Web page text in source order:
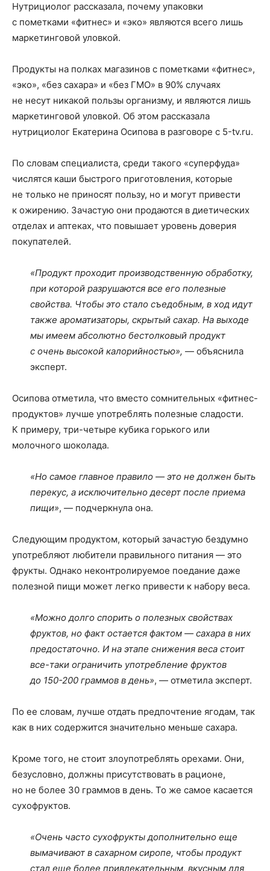
Нутрициолог рассказала, почему упаковки
с пометками «фитнес» и «эко» являются всего лишь
маркетинговой уловкой.
Продукты на полках магазинов с пометками «фитнес»,
«эко», «без сахара» и «без ГМО» в 90% случаях
не несут никакой пользы организму, и являются лишь
маркетинговой уловкой. Об этом рассказала
нутрициолог Екатерина Осипова в разговоре с 5-tv.ru.
По словам специалиста, среди такого «суперфуда»
числятся каши быстрого приготовления, которые
не только не приносят пользу, но и могут привести
к ожирению. Зачастую они продаются в диетических
отделах и аптеках, что повышает уровень доверия
покупателей.
«Продукт проходит производственную обработку,
при которой разрушаются все его полезные
свойства. Чтобы это стало съедобным, в ход идут
также ароматизаторы, скрытый сахар. На выходе
мы имеем абсолютно бестолковый продукт
с очень высокой калорийностью», — объяснила
эксперт.
Осипова отметила, что вместо сомнительных «фитнес-
продуктов» лучше употреблять полезные сладости.
К примеру, три-четыре кубика горького или
молочного шоколада.
«Но самое главное правило — это не должен быть
перекус, а исключительно десерт после приема
пищи», — подчеркнула она.
Следующим продуктом, который зачастую бездумно
употребляют любители правильного питания — это
фрукты. Однако неконтролируемое поедание даже
полезной пищи может легко привести к набору веса.
«Можно долго спорить о полезных свойствах
фруктов, но факт остается фактом — сахара в них
предостаточно. И на этапе снижения веса стоит
все-таки ограничить употребление фруктов
до 150-200 граммов в день», — отметила эксперт.
По ее словам, лучше отдать предпочтение ягодам, так
как в них содержится значительно меньше сахара.
Кроме того, не стоит злоупотреблять орехами. Они,
безусловно, должны присутствовать в рационе,
но не более 30 граммов в день. То же самое касается
сухофруктов.
«Очень часто сухофрукты дополнительно еще
вымачивают в сахарном сиропе, чтобы продукт
стал еще более привлекательным, вкусным для